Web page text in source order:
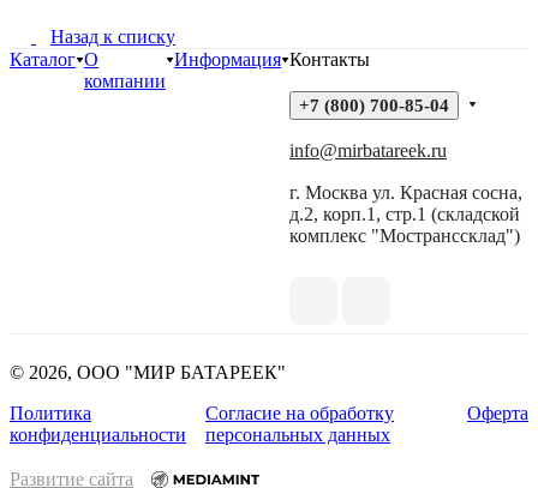
Назад к списку
Каталог О
компании
Информация Контакты
+7 (800) 700-85-04
info@mirbatareek.ru
г. Москва ул. Красная сосна,
д.2, корп.1, стр.1 (складской
комплекс "Мостранссклад")
© 2026, ООО "МИР БАТАРЕЕК"
Политика
конфиденциальности
Согласие на обработку
персональных данных
Оферта
Развитие сайта